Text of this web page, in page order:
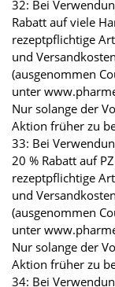
32: Bei
Rabatt auf viele
rezeptpflichtige
und
(ausgenommen
unter
Nur solange der
Aktion früher zu
33: Bei
20 % Rabatt auf
rezeptpflichtige
und
(ausgenommen
unter
Nur solange der
Aktion früher zu
34: Bei